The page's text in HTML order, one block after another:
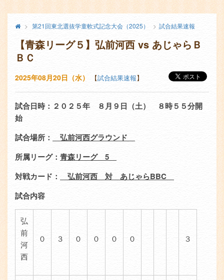
コ
ン
ン
エ
ア
メ
イ
ン
コ
ン
テ
ン
ツ
終
し
た
大
第21回東北選抜学童軟式記念大会（2025） 試合結果速報
【青森リーグ５】弘前河西 vs あじゃらＢ
ＢＣ
2025年08月20日（水） 【試合結果速報】
試合日時：２０２５年 ８月９日（土） ８時５５分開
始
試合場所：
弘前河西グラウンド
所属リーグ： 青森リーグ 5
対戦カード：
弘前河西 対 あじゃらBBC
試合内容
弘
前
河
西
０ ３ ０ ０ ０ ０ ３